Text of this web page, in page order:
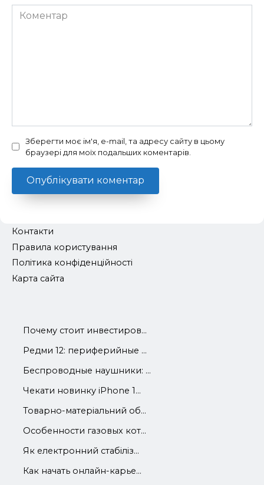
Коментар
Зберегти моє ім'я, e-mail, та адресу сайту в цьому
браузері для моїх подальших коментарів.
Контакти
Правила користування
Політика конфіденційності
Карта сайта
Почему стоит инвестиров...
Редми 12: периферийные ...
Беспроводные наушники: ...
Чекати новинку iPhone 1...
Товарно-матеріальний об...
Особенности газовых кот...
Як електронний стабіліз...
Как начать онлайн-карье...